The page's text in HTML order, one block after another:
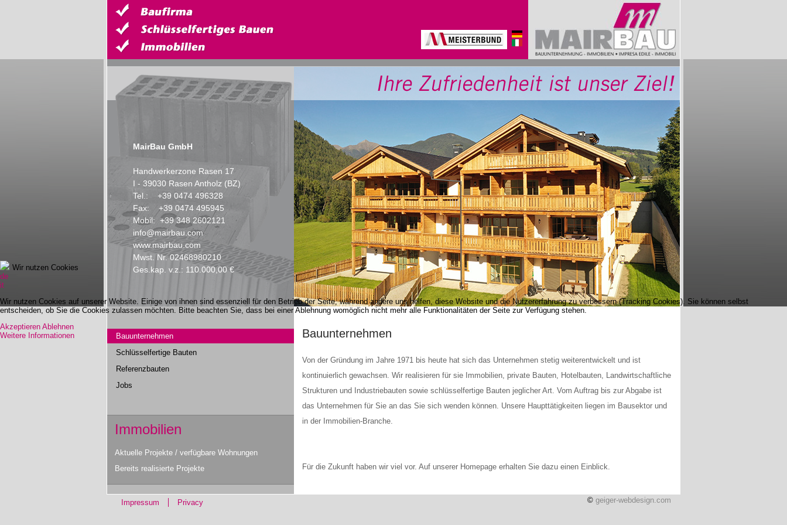
MairBau GmbH
Handwerkerzone Rasen 17
I - 39030 Rasen Antholz (BZ)
Tel.: +39 0474 496328
Fax: +39 0474 495945
Mobil: +39 348 2602121
info@mairbau.com
www.mairbau.com
Mwst. Nr. 02468980210
Ges.kap. v.z.: 110.000,00 €
Bauunternehmen
Schlüsselfertige Bauten
Referenzbauten
Jobs
Immobilien
Aktuelle Projekte / verfügbare Wohnungen
Bereits realisierte Projekte
Bauunternehmen
Von der Gründung im Jahre 1971 bis heute hat sich das Unternehmen stetig weiterentwickelt und ist
kontinuierlich gewachsen. Wir realisieren für sie Immobilien, private Bauten, Hotelbauten, Landwirtschaftliche
Strukturen und Industriebauten sowie schlüsselfertige Bauten jeglicher Art. Vom Auftrag bis zur Abgabe ist
das Unternehmen für Sie an das Sie sich wenden können. Unsere Haupttätigkeiten liegen im Bausektor und
in der Immobilien-Branche.
Für die Zukunft haben wir viel vor. Auf unserer Homepage erhalten Sie dazu einen Einblick.
Impressum Privacy © geiger-webdesign.com
Wir nutzen Cookies
de
it
Wir nutzen Cookies auf unserer Website. Einige von ihnen sind essenziell für den Betrieb der Seite, während andere uns helfen, diese Website und die Nutzererfahrung zu verbessern (Tracking Cookies). Sie können selbst
entscheiden, ob Sie die Cookies zulassen möchten. Bitte beachten Sie, dass bei einer Ablehnung womöglich nicht mehr alle Funktionalitäten der Seite zur Verfügung stehen.
Akzeptieren Ablehnen
Weitere Informationen